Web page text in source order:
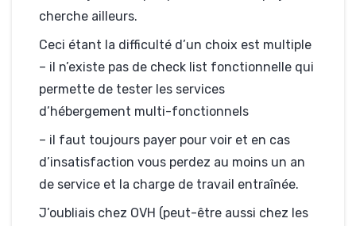
cherche ailleurs.
Ceci étant la difficulté d’un choix est multiple
– il n’existe pas de check list fonctionnelle qui
permette de tester les services
d’hébergement multi-fonctionnels
– il faut toujours payer pour voir et en cas
d’insatisfaction vous perdez au moins un an
de service et la charge de travail entraînée.
J’oubliais chez OVH (peut-être aussi chez les